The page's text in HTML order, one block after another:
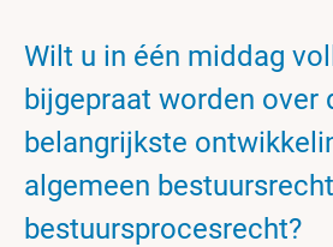
Wilt u in één middag
bijgepraat worden over
belangrijkste
algemeen
bestuursprocesrecht?